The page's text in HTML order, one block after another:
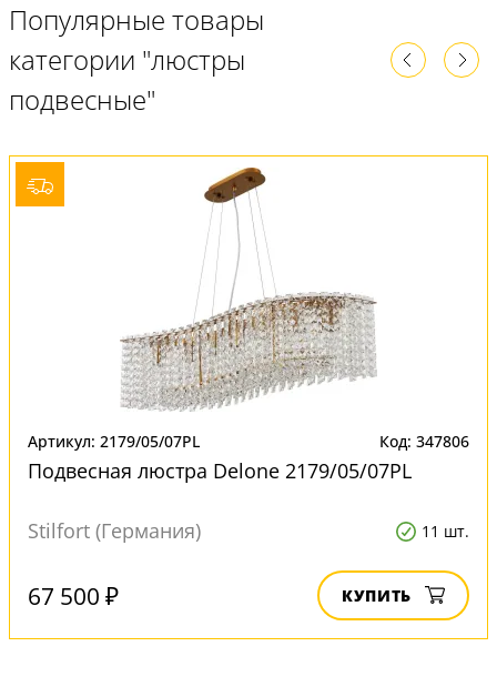
Популярные товары
категории "люстры
подвесные"
Артикул: 2179/05/07PL Код: 347806
Подвесная люстра Delone 2179/05/07PL
Stilfort (Германия) 11 шт.
67 500 ₽ КУПИТЬ